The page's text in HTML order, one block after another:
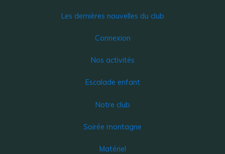
Les dernières nouvelles du club
Connexion
Nos activités
Escalade enfant
Notre club
Soirée montagne
Matériel